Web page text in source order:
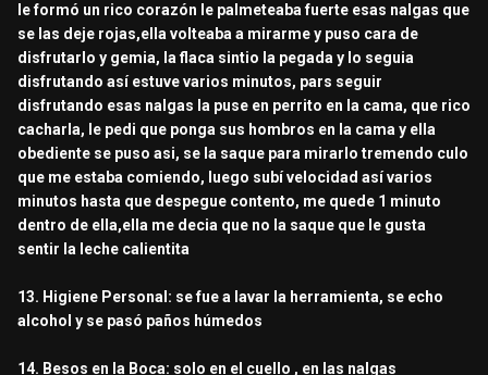
le formó un rico corazón le palmeteaba fuerte esas nalgas que
se las deje rojas,ella volteaba a mirarme y puso cara de
disfrutarlo y gemia, la flaca sintio la pegada y lo seguia
disfrutando así estuve varios minutos, pars seguir
disfrutando esas nalgas la puse en perrito en la cama, que rico
cacharla, le pedi que ponga sus hombros en la cama y ella
obediente se puso asi, se la saque para mirarlo tremendo culo
que me estaba comiendo, luego subí velocidad así varios
minutos hasta que despegue contento, me quede 1 minuto
dentro de ella,ella me decia que no la saque que le gusta
sentir la leche calientita
13. Higiene Personal: se fue a lavar la herramienta, se echo
alcohol y se pasó paños húmedos
14. Besos en la Boca: solo en el cuello , en las nalgas